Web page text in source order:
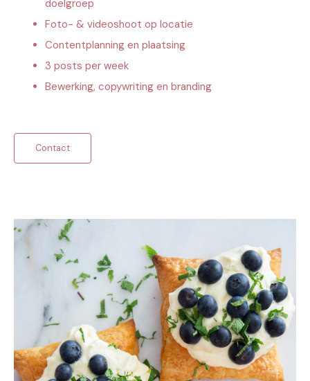
doelgroep
Foto- & videoshoot op locatie
Contentplanning en plaatsing
3 posts per week
Bewerking, copywriting en branding
Contact